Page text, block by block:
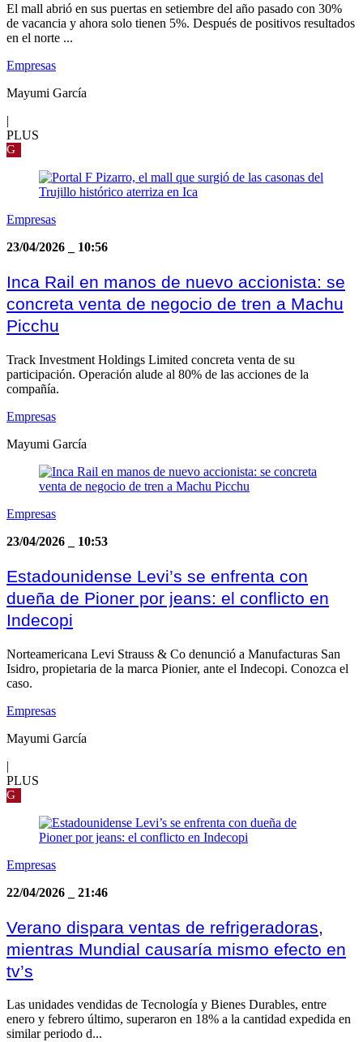
El mall abrió en sus puertas en setiembre del año pasado con 30%
de vacancia y ahora solo tienen 5%. Después de positivos resultados
en el norte ...
Empresas
Mayumi García
|
PLUS
G
Empresas
23/04/2026
10:56
Inca Rail en manos de nuevo accionista: se
concreta venta de negocio de tren a Machu
Picchu
Track Investment Holdings Limited concreta venta de su
participación. Operación alude al 80% de las acciones de la
compañía.
Empresas
Mayumi García
Empresas
23/04/2026
10:53
Estadounidense Levi’s se enfrenta con
dueña de Pioner por jeans: el conflicto en
Indecopi
Norteamericana Levi Strauss & Co denunció a Manufacturas San
Isidro, propietaria de la marca Pionier, ante el Indecopi. Conozca el
caso.
Empresas
Mayumi García
|
PLUS
G
Empresas
22/04/2026
21:46
Verano dispara ventas de refrigeradoras,
mientras Mundial causaría mismo efecto en
tv’s
Las unidades vendidas de Tecnología y Bienes Durables, entre
enero y febrero último, superaron en 18% a la cantidad expedida en
similar periodo d...